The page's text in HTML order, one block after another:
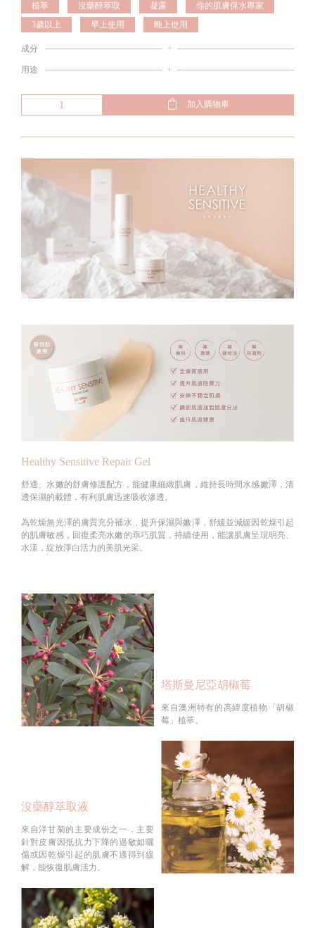
植萃
沒藥醇萃取 凝露
你的肌膚保水專家
3歲以上
早上使用 晚上使用
成分 +
用途 +
加入購物車
Healthy Sensitive Repair Gel
舒適、水嫩的舒膚修護配方，能健康細緻肌膚，維持長時間水感嫩澤，清
透保濕的載體，有利肌膚迅速吸收滲透。
為乾燥無光澤的膚質充分補水，提升保濕與嫩澤，舒緩並減緩因乾燥引起
的肌膚敏感，回復柔亮水嫩的乖巧肌質，持續使用，能讓肌膚呈現明亮、
水漾，綻放淨白活力的美肌光采。
塔斯曼尼亞胡椒莓
來自澳洲特有的高緯度植物「胡椒
莓」植萃。
沒藥醇萃取液
來自洋甘菊的主要成份之一，主要
針對皮膚因抵抗力下降的過敏如曬
傷或因乾燥引起的肌膚不適得到緩
解，能恢復肌膚活力。